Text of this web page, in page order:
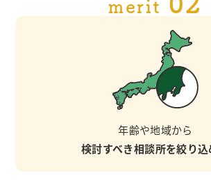
merit
年齢や地域から
検討すべき相談所を絞り込